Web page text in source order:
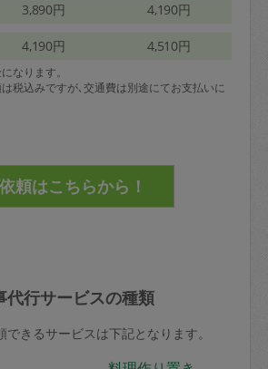
3,890円 4,190円
4,190円 4,510円
なります。
税込みですが､交通費は別途にてお支払いに
代行サービスの種類
できるサービスは下記となります。